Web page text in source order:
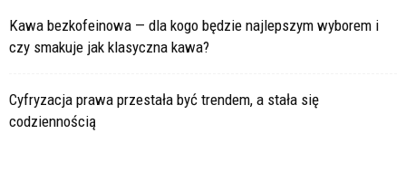
Kawa bezkofeinowa — dla kogo będzie najlepszym wyborem i
czy smakuje jak klasyczna kawa?
Cyfryzacja prawa przestała być trendem, a stała się
codziennością